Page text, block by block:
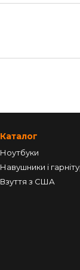
Каталог
Ноутбуки
Навушники і
Взуття з США